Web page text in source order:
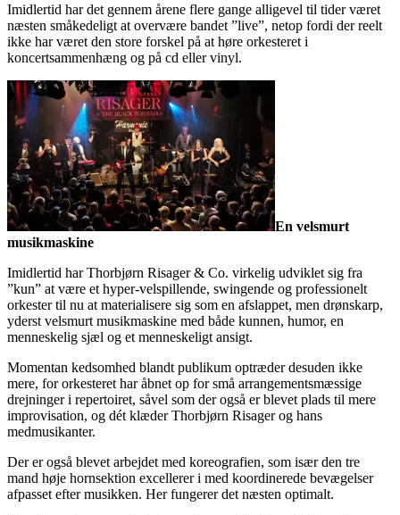
Imidlertid har det gennem årene flere gange alligevel til tider været
næsten småkedeligt at overvære bandet ”live”, netop fordi der reelt
ikke har været den store forskel på at høre orkesteret i
koncertsammenhæng og på cd eller vinyl.
En velsmurt
musikmaskine
Imidlertid har Thorbjørn Risager & Co. virkelig udviklet sig fra
”kun” at være et hyper-velspillende, swingende og professionelt
orkester til nu at materialisere sig som en afslappet, men drønskarp,
yderst velsmurt musikmaskine med både kunnen, humor, en
menneskelig sjæl og et menneskeligt ansigt.
Momentan kedsomhed blandt publikum optræder desuden ikke
mere, for orkesteret har åbnet op for små arrangementsmæssige
drejninger i repertoiret, såvel som der også er blevet plads til mere
improvisation, og dét klæder Thorbjørn Risager og hans
medmusikanter.
Der er også blevet arbejdet med koreografien, som især den tre
mand høje hornsektion excellerer i med koordinerede bevægelser
afpasset efter musikken. Her fungerer det næsten optimalt.